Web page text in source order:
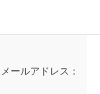
メールアドレス：